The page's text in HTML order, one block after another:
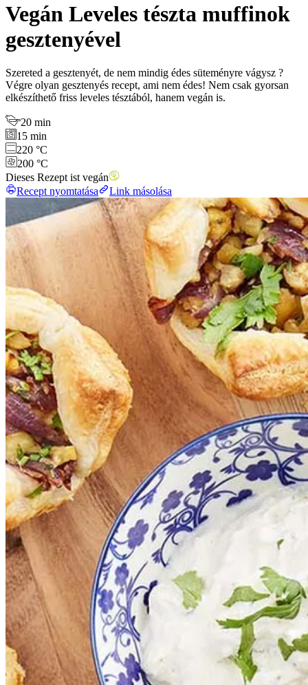
Vegán Leveles tészta muffinok
gesztenyével
Szereted a gesztenyét, de nem mindig édes süteményre vágysz ?
Végre olyan gesztenyés recept, ami nem édes! Nem csak gyorsan
elkészíthető friss leveles tésztából, hanem vegán is.
20 min
15 min
220 °C
200 °C
Dieses Rezept ist vegán
Recept nyomtatása
Link másolása